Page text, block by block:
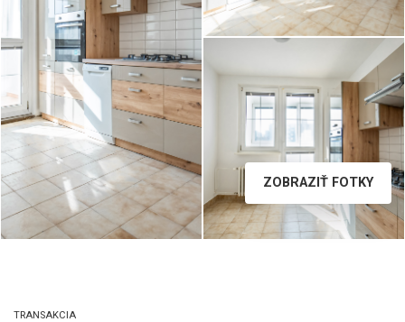
B36A3101__2.jpg
ZOBRAZIŤ FOTKY
TRANSAKCIA